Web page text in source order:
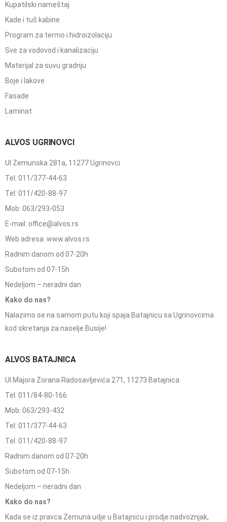
Kupatilski nameštaj
Kade i tuš kabine
Program za termo i hidroizolaciju
Sve za vodovod i kanalizaciju
Materijal za suvu gradnju
Boje i lakove
Fasade
Laminat
ALVOS UGRINOVCI
Ul Zemunska 281a, 11277 Ugrinovci
Tel: 011/377-44-63
Tel: 011/420-88-97
Mob: 063/293-053
E-mail: office@alvos.rs
Web adresa: www.alvos.rs
Radnim danom od 07-20h
Subotom od 07-15h
Nedeljom – neradni dan
Kako do nas?
Nalazimo se na samom putu koji spaja Batajnicu sa Ugrinovcima
kod skretanja za naselje Busije!
ALVOS BATAJNICA
Ul Majora Zorana Radosavljevića 271, 11273 Batajnica
Tel: 011/84-80-166
Mob: 063/293-432
Tel: 011/377-44-63
Tel: 011/420-88-97
Radnim danom od 07-20h
Subotom od 07-15h
Nedeljom – neradni dan
Kako do nas?
Kada se iz pravca Zemuna udje u Batajnicu i prodje nadvoznjak,